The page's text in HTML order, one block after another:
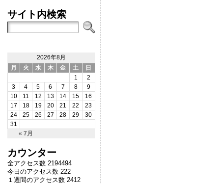
サイト内検索
2026年8月
月
火 水 木 金 土 日
« 7月
1
2
3
4 5 6 7 8
9
10
11 12 13 14 15
16
17
18 19 20 21 22
23
24
25 26 27 28 29
30
31
カウンター
全アクセス数 2194494
今日のアクセス数 222
１週間のアクセス数 2412